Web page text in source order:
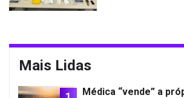
Mais Lidas
Médica “vende” a